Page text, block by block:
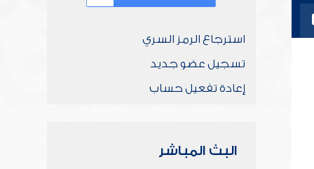
استرجاع الرمز السري
تسجيل عضو جديد
إعادة تفعيل حساب
البث المباشر